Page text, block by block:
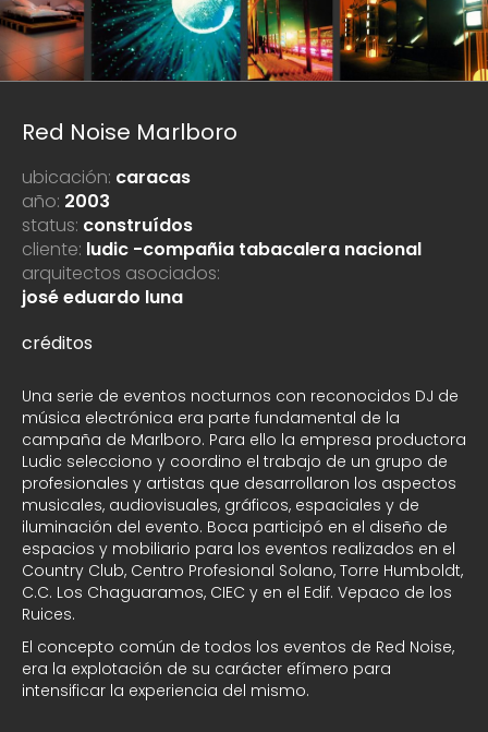
Red Noise Marlboro
ubicación: caracas
año: 2003
status: construídos
cliente: ludic -compañia tabacalera nacional
arquitectos asociados:
josé eduardo luna
créditos
Una serie de eventos nocturnos con reconocidos DJ de
música electrónica era parte fundamental de la
campaña de Marlboro. Para ello la empresa productora
Ludic selecciono y coordino el trabajo de un grupo de
profesionales y artistas que desarrollaron los aspectos
musicales, audiovisuales, gráficos, espaciales y de
iluminación del evento. Boca participó en el diseño de
espacios y mobiliario para los eventos realizados en el
Country Club, Centro Profesional Solano, Torre Humboldt,
C.C. Los Chaguaramos, CIEC y en el Edif. Vepaco de los
Ruices.
El concepto común de todos los eventos de Red Noise,
era la explotación de su carácter efímero para
intensificar la experiencia del mismo.